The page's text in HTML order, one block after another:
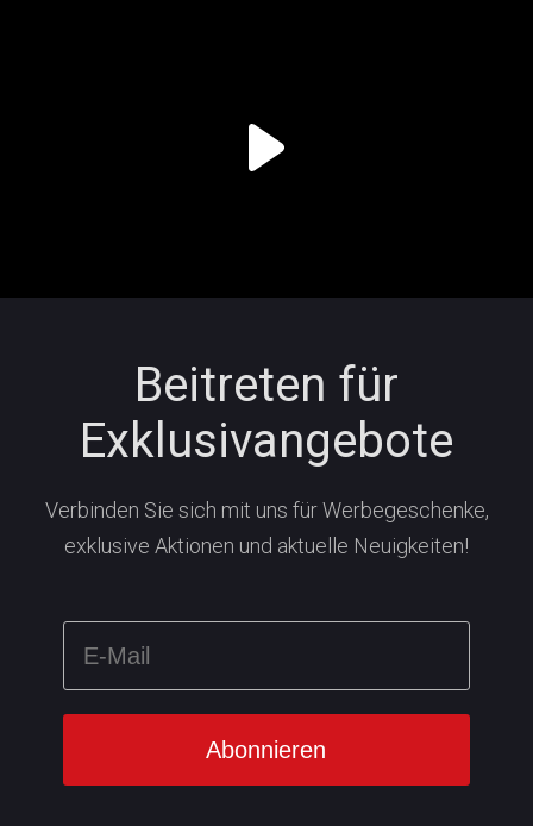
Beitreten für
Exklusivangebote
Verbinden Sie sich mit uns für Werbegeschenke,
exklusive Aktionen und aktuelle Neuigkeiten!